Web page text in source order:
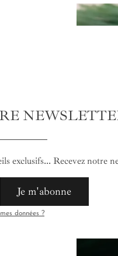
exclusifs... Recevez notre
Je m'abonne
données ?